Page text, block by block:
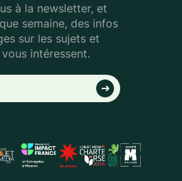
à la newsletter, et
semaine, des infos
sur les sujets et
intéressent.